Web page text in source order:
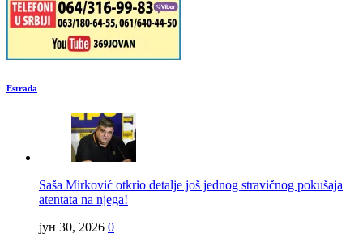
Estrada
Saša Mirković otkrio detalje još jednog stravičnog pokušaja
atentata na njega!
јун 30, 2026 0